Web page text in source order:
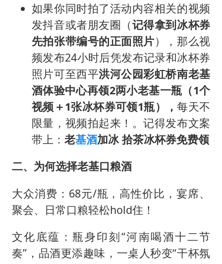
如果你同时拍了活动内容相关的视频
发抖音或者朋友圈（记得拿到冰杯券
先拍张带编号的正面照片），那么视
频发布24小时后凭发布记录和冰杯券
照片可至西平洪河公园彩虹桥南老基
酒体验中心再领2两小老基一瓶（1个
视频＋1张冰杯券可领1瓶），每天不
限量，视频拍起来！。记得发布文案
带上： 老基酒加冰 拾茶冰杯券免费领
二、为何选择老基口粮酒
大众消费：68元/瓶，高性价比，宴席、
聚会、日常口粮轻松hold住！
文化底蕴：瓶身印刻“河南喝酒十二节
奏”，品酒更添趣味，一桌人秒变“干杯氛